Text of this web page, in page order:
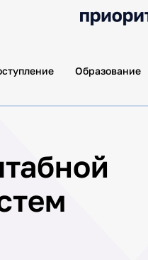
Образование